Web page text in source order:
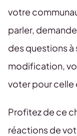
votre
parler,
des questions à
modification,
voter pour celle
Profitez de ce
réactions de